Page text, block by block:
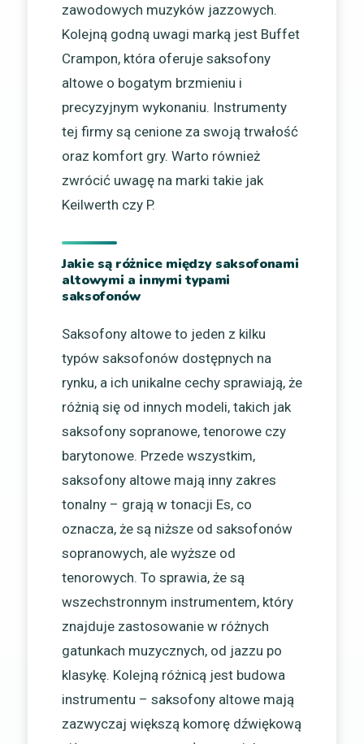
zawodowych muzyków jazzowych.
Kolejną godną uwagi marką jest Buffet
Crampon, która oferuje saksofony
altowe o bogatym brzmieniu i
precyzyjnym wykonaniu. Instrumenty
tej firmy są cenione za swoją trwałość
oraz komfort gry. Warto również
zwrócić uwagę na marki takie jak
Keilwerth czy P.
Jakie są różnice między saksofonami
altowymi a innymi typami
saksofonów
Saksofony altowe to jeden z kilku
typów saksofonów dostępnych na
rynku, a ich unikalne cechy sprawiają, że
różnią się od innych modeli, takich jak
saksofony sopranowe, tenorowe czy
barytonowe. Przede wszystkim,
saksofony altowe mają inny zakres
tonalny – grają w tonacji Es, co
oznacza, że są niższe od saksofonów
sopranowych, ale wyższe od
tenorowych. To sprawia, że są
wszechstronnym instrumentem, który
znajduje zastosowanie w różnych
gatunkach muzycznych, od jazzu po
klasykę. Kolejną różnicą jest budowa
instrumentu – saksofony altowe mają
zazwyczaj większą komorę dźwiękową